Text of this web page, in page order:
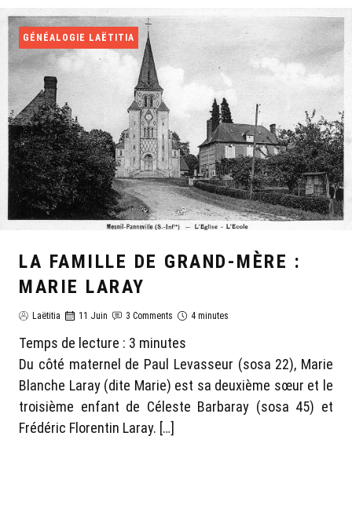
GÉNÉALOGIE LAËTITIA
LA FAMILLE DE GRAND-MÈRE :
MARIE LARAY
Laëtitia 11 Juin 3 Comments 4 minutes
Temps de lecture : 3 minutes
Du côté maternel de Paul Levasseur (sosa 22), Marie
Blanche Laray (dite Marie) est sa deuxième sœur et le
troisième enfant de Céleste Barbaray (sosa 45) et
Frédéric Florentin Laray. […]